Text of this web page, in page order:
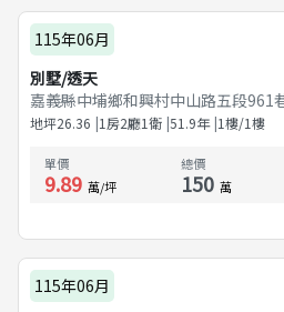
115年06月
別墅/透天
嘉義縣中埔鄉和興村中山路五段961
地坪26.36 1房2廳1衛 51.9年 1樓/1樓
單價
9.89 萬/坪
總價
150 萬
115年06月